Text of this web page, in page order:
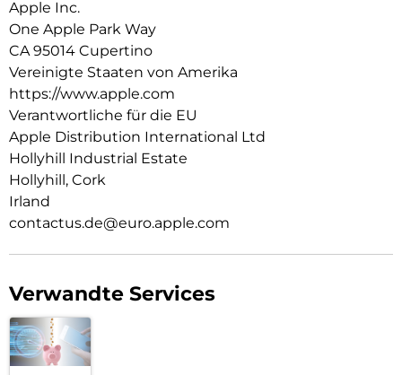
das Case mit der Zeit vergilbt.
Mit integrierten Magneten, die sich perfekt am iPhone 17 Pro
ausrichten, hält das Case ganz einfach und sorgt für
schnelleres kabelloses Laden. Lass dein iPhone beim Laden
einfach im Case und docke dein MagSafe Ladegerät an. Oder
leg es auf dein Qi2.2- oder Qi zertifiziertes Ladegerät.
Wie jedes von Apple entwickelte Case durchläuft es im Laufe
des Design‑ und Fertigungs­prozesses Tausende von
Teststunden. Deshalb sieht es nicht nur großartig aus,
sondern schützt dein iPhone auch vor Kratzern und bei
Stürzen.
Apple Inc.
One Apple Park Way
CA 95014 Cupertino
Vereinigte Staaten von Amerika
https://www.apple.com
Verantwortliche für die EU
Apple Distribution International Ltd
Hollyhill Industrial Estate
Hollyhill, Cork
Irland
contactus.de@euro.apple.com
Verwandte Services